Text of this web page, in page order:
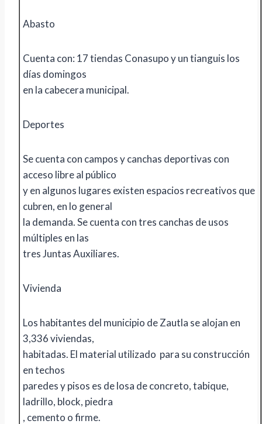
Abasto
Cuenta con: 17 tiendas Conasupo y un tianguis los
días domingos
en la cabecera municipal.
Deportes
Se cuenta con campos y canchas deportivas con
acceso libre al público
y en algunos lugares existen espacios recreativos que
cubren, en lo general
la demanda. Se cuenta con tres canchas de usos
múltiples en las
tres Juntas Auxiliares.
Vivienda
Los habitantes del municipio de Zautla se alojan en
3,336 viviendas,
habitadas. El material utilizado para su construcción
en techos
paredes y pisos es de losa de concreto, tabique,
ladrillo, block, piedra
, cemento o firme.